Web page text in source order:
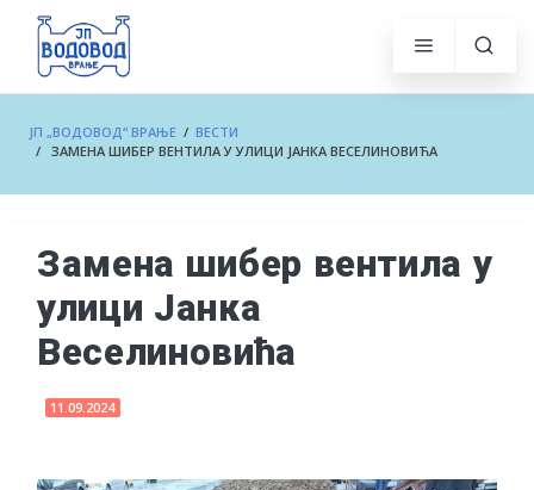
ЈП „ВОДОВОД“ ВРАЊЕ / ВЕСТИ
/ ЗАМЕНА ШИБЕР ВЕНТИЛА У УЛИЦИ ЈАНКА ВЕСЕЛИНОВИЋА
Замена шибер вентила у
улици Јанка
Веселиновића
11.09.2024